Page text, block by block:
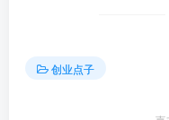
创业点子